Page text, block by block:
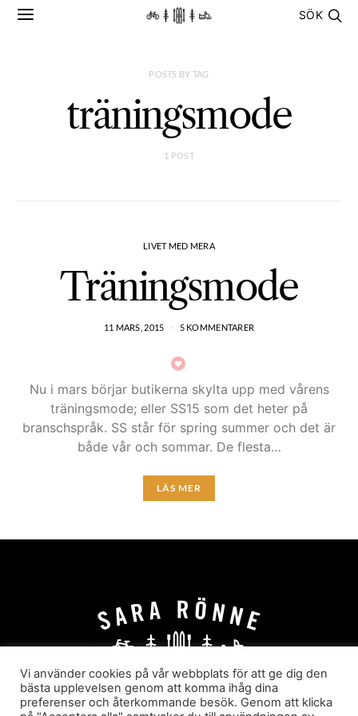
SÖK
POSTS BY TAG
träningsmode
1 POST
LIVET MED MERA
Träningsmode
11 MARS, 2015 5 KOMMENTARER
Nu i mars börjar butikerna skylta upp med vårens
träningsmode; eller SS15 som det heter på
branschspråk. SS står för spring summer och det är
både vår och sommar. De flesta…
LÄS MER
HEM OM MIG JOBBA MED MIG
Vi använder cookies på vår webbplats för att ge dig den
bästa upplevelsen genom att komma ihåg dina
preferenser och återkommande besök. Genom att klicka